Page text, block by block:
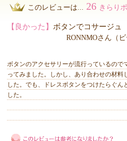
このレビューは... 26 きらり
【良かった】 ボタンでコサージュ
RONNMOさん（
ボタンのアクセサリーが流行っているので
ってみました。しかし、あり合わせの材料
した。でも、ドレスボタンをつけたらぐん
した。